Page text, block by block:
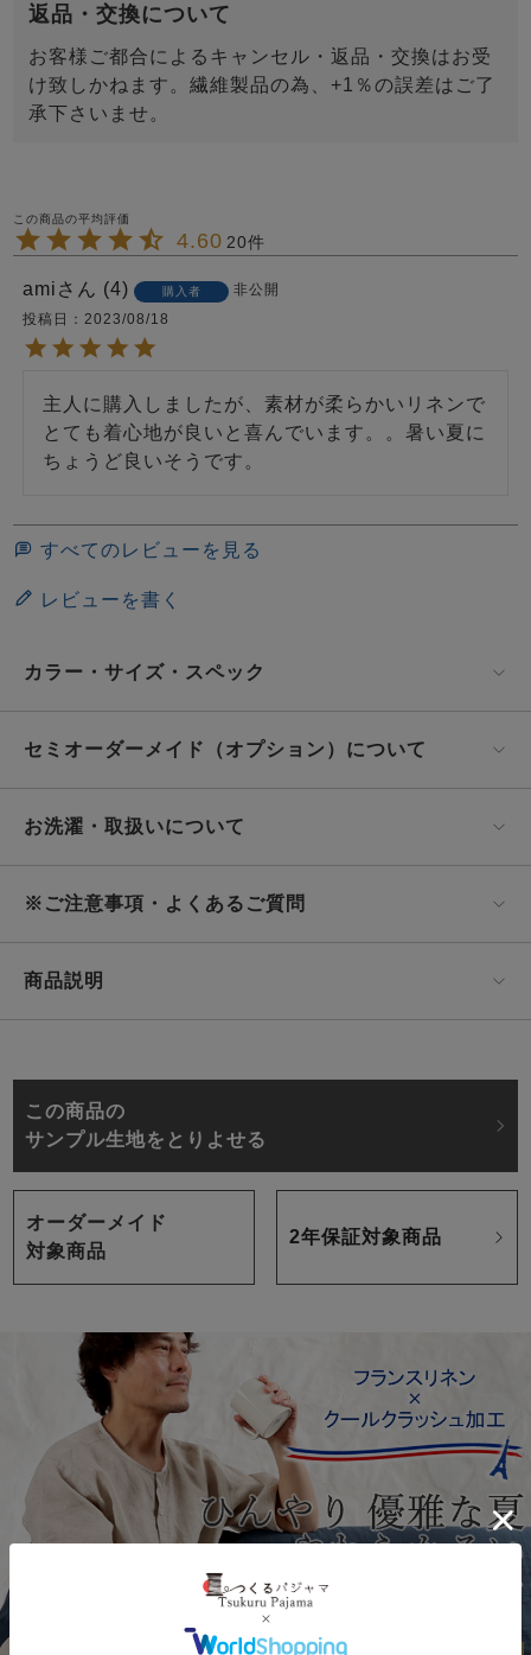
返品・交換について
お客様ご都合によるキャンセル・返品・交換はお受
け致しかねます。繊維製品の為、+1％の誤差はご了
承下さいませ。
4.60 20
ami 4 購入者
非公開
投稿日
2023/08/18
主人に購入しましたが、素材が柔らかいリネンで
とても着心地が良いと喜んでいます。。暑い夏に
ちょうど良いそうです。
すべてのレビューを見る
レビューを書く
カラー・サイズ・スペック
セミオーダーメイド（オプション）について
お洗濯・取扱いについて
※ご注意事項・よくあるご質問
商品説明
この商品の
サンプル生地をとりよせる
オーダーメイド
対象商品
2年保証対象商品